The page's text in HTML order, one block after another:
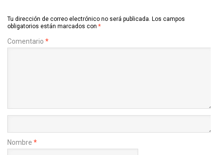
Tu dirección de correo electrónico no será publicada. Los campos
obligatorios están marcados con *
Comentario *
Nombre *